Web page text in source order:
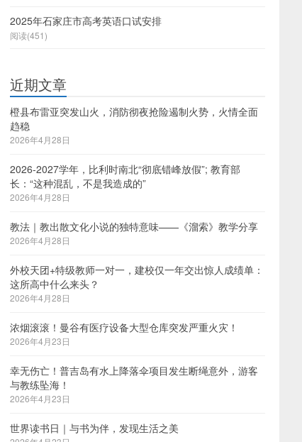
2025年石家庄市高考英语口试安排
阅读(451)
近期文章
橙县布雷亚突发山火，消防彻夜抢险遏制火势，火情全面
趋稳
2026年4月28日
2026-2027学年，比利时南北“彻底错峰放假”; 教育部
长：“这种混乱，不是我造成的”
2026年4月28日
教法｜教出散文化小说的独特意味——《溜索》教学分享
2026年4月28日
外校天团+特级教师一对一，建校仅一年交出惊人成绩单：
这所高中什么来头？
2026年4月28日
浓烟滚滚！曼谷有医疗设备大型仓库突发严重火灾！
2026年4月23日
幸无伤亡！普吉岛有水上降落伞项目发生断绳意外，游客
与教练坠海！
2026年4月23日
世界读书日｜与书为伴，发现生活之美